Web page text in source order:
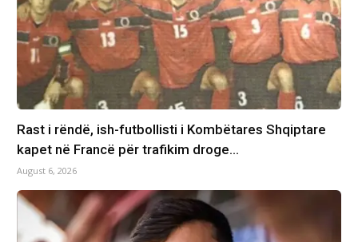
Rast i rëndë, ish-futbollisti i Kombëtares Shqiptare
kapet në Francë për trafikim droge…
August 6, 2026